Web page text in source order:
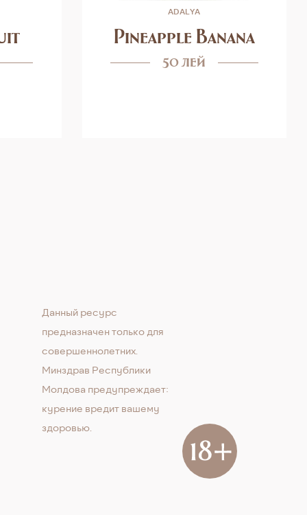
ADALYA
Pineapple Banana
50 лей
Данный ресурс
предназначен только для
совершеннолетних.
Минздрав Республики
Молдова предупреждает:
курение вредит вашему
здоровью.